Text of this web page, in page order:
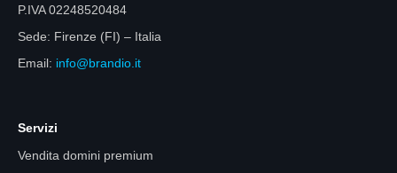
P.IVA 02248520484
Sede: Firenze (FI) – Italia
Email: info@brandio.it
Servizi
Vendita domini premium